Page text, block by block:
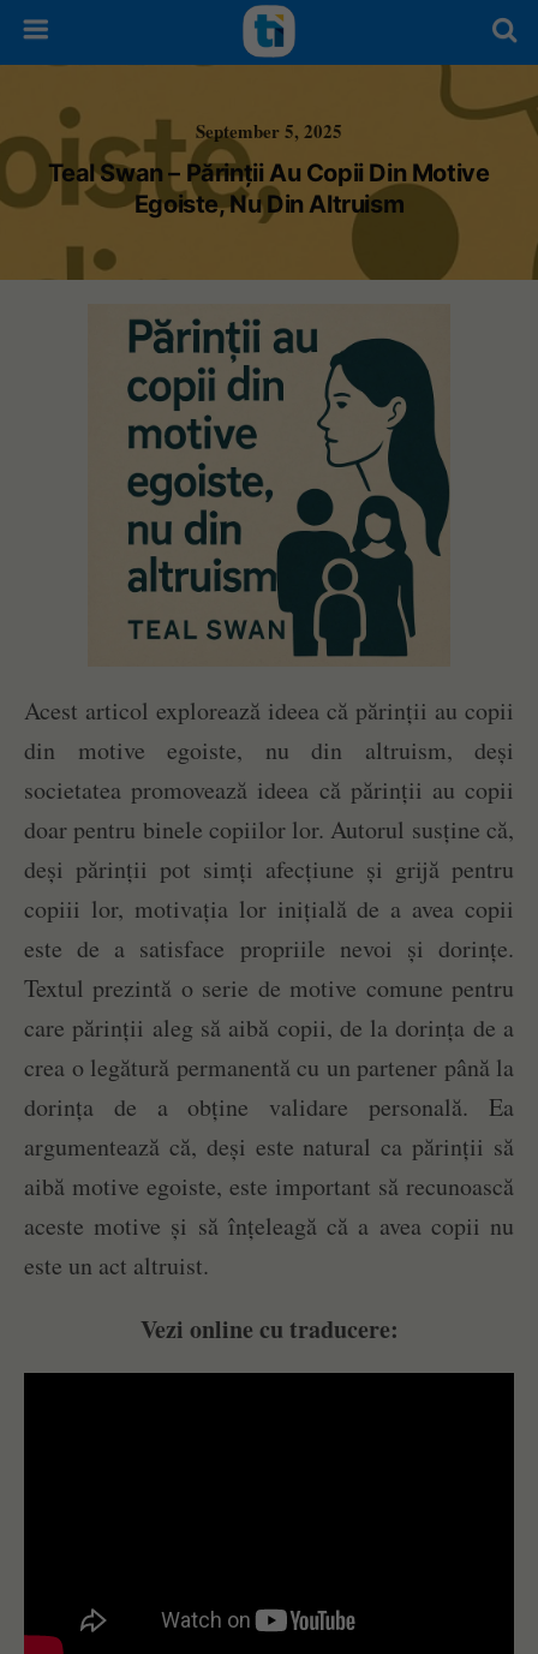
September 5, 2025
Teal Swan – Părinții Au Copii Din Motive
Egoiste, Nu Din Altruism
Acest articol explorează ideea că părinții au copii
din motive egoiste, nu din altruism, deși
societatea promovează ideea că părinții au copii
doar pentru binele copiilor lor. Autorul susține că,
deși părinții pot simți afecțiune și grijă pentru
copiii lor, motivația lor inițială de a avea copii
este de a satisface propriile nevoi și dorințe.
Textul prezintă o serie de motive comune pentru
care părinții aleg să aibă copii, de la dorința de a
crea o legătură permanentă cu un partener până la
dorința de a obține validare personală. Ea
argumentează că, deși este natural ca părinții să
aibă motive egoiste, este important să recunoască
aceste motive și să înțeleagă că a avea copii nu
este un act altruist.
Vezi online cu traducere: